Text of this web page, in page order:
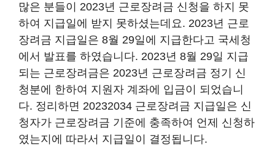
많은 분들이 2023년 근로장려금 신청을 하지 못
하여 지급일에 받지 못하셨는데요. 2023년 근로
장려금 지급일은 8월 29일에 지급한다고 국세청
에서 발표를 하였습니다. 2023년 8월 29일 지급
되는 근로장려금은 2023년 근로장려금 정기 신
청분에 한하여 지원자 계좌에 입금이 되었습니
다. 정리하면 20232034 근로장려금 지급일은 신
청자가 근로장려금 기준에 충족하여 언제 신청하
였는지에 따라서 지급일이 결정됩니다.